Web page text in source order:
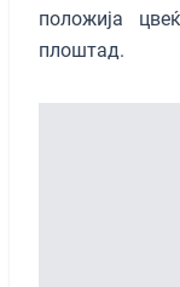
положија
плоштад.